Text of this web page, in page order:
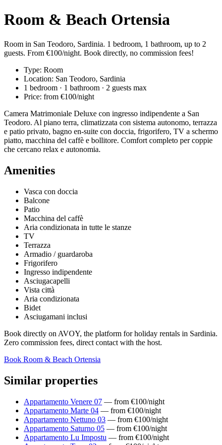
Room & Beach Ortensia
Room in San Teodoro, Sardinia. 1 bedroom, 1 bathroom, up to 2
guests. From €100/night. Book directly, no commission fees!
Type: Room
Location: San Teodoro, Sardinia
1 bedroom · 1 bathroom · 2 guests max
Price: from €100/night
Camera Matrimoniale Deluxe con ingresso indipendente a San
Teodoro. Al piano terra, climatizzata con sistema autonomo, terrazza
e patio privato, bagno en-suite con doccia, frigorifero, TV a schermo
piatto, macchina del caffè e bollitore. Comfort completo per coppie
che cercano relax e autonomia.
Amenities
Vasca con doccia
Balcone
Patio
Macchina del caffè
Aria condizionata in tutte le stanze
TV
Terrazza
Armadio / guardaroba
Frigorifero
Ingresso indipendente
Asciugacapelli
Vista città
Aria condizionata
Bidet
Asciugamani inclusi
Book directly on AVOY, the platform for holiday rentals in Sardinia.
Zero commission fees, direct contact with the host.
Book Room & Beach Ortensia
Similar properties
Appartamento Venere 07 — from €100/night
Appartamento Marte 04 — from €100/night
Appartamento Nettuno 03 — from €100/night
Appartamento Saturno 05 — from €100/night
Appartamento Lu Impostu — from €100/night